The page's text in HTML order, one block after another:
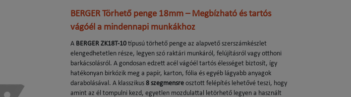
BERGER Törhető penge 18mm – Megbízható és tartós
vágóél a mindennapi munkákhoz
A BERGER ZK18T-10 típusú törhető penge az alapvető szerszámkészlet
elengedhetetlen része, legyen szó raktári munkáról, felújításról vagy otthoni
barkácsolásról. A gondosan edzett acél vágóél tartós élességet biztosít, így
hatékonyan birkózik meg a papír, karton, fólia és egyéb lágyabb anyagok
darabolásával. A klasszikus 8 szegmensre osztott felépítés lehetővé teszi, hogy
amint az él tompulni kezd, egyetlen mozdulattal letörhető legyen a használt